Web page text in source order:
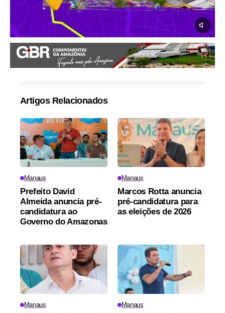
Artigos Relacionados
Manaus
Prefeito David
Almeida anuncia pré-
candidatura ao
Governo do Amazonas
Manaus
Marcos Rotta anuncia
pré-candidatura para
as eleições de 2026
Manaus Manaus